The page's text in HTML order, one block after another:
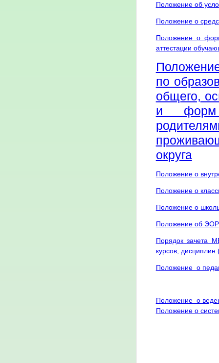
Положение об
Положение о
Положение о
аттестации
по
общего,
и форм
округа
Положение о
Положение о
Положение о
Положение об ЭОР
Порядок зачета
курсов,
Положение о
Положение о
Положение о